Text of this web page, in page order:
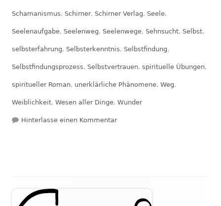
Schamanismus, Schirner, Schirner Verlag, Seele,
Seelenaufgabe, Seelenweg, Seelenwege, Sehnsucht, Selbst,
selbsterfahrung, Selbsterkenntnis, Selbstfindung,
Selbstfindungsprozess, Selbstvertrauen, spirituelle Übungen,
spiritueller Roman, unerklärliche Phänomene, Weg,
Weiblichkeit, Wesen aller Dinge, Wunder
Hinterlasse einen Kommentarzu Rezension: Seelenwege –
Haupt-